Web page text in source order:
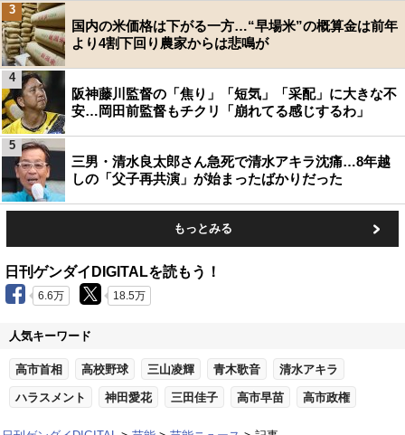
国内の米価格は下がる一方…“早場米”の概算金は前年
より4割下回り農家からは悲鳴が
3
阪神藤川監督の「焦り」「短気」「采配」に大きな不
安…岡田前監督もチクリ「崩れてる感じするわ」
4
三男・清水良太郎さん急死で清水アキラ沈痛…8年越
しの「父子再共演」が始まったばかりだった
5
もっとみる
日刊ゲンダイDIGITALを読もう！
6.6万 18.5万
人気キーワード
高市首相 高校野球 三山凌輝 青木歌音 清水アキラ
ハラスメント 神田愛花 三田佳子 高市早苗 高市政権